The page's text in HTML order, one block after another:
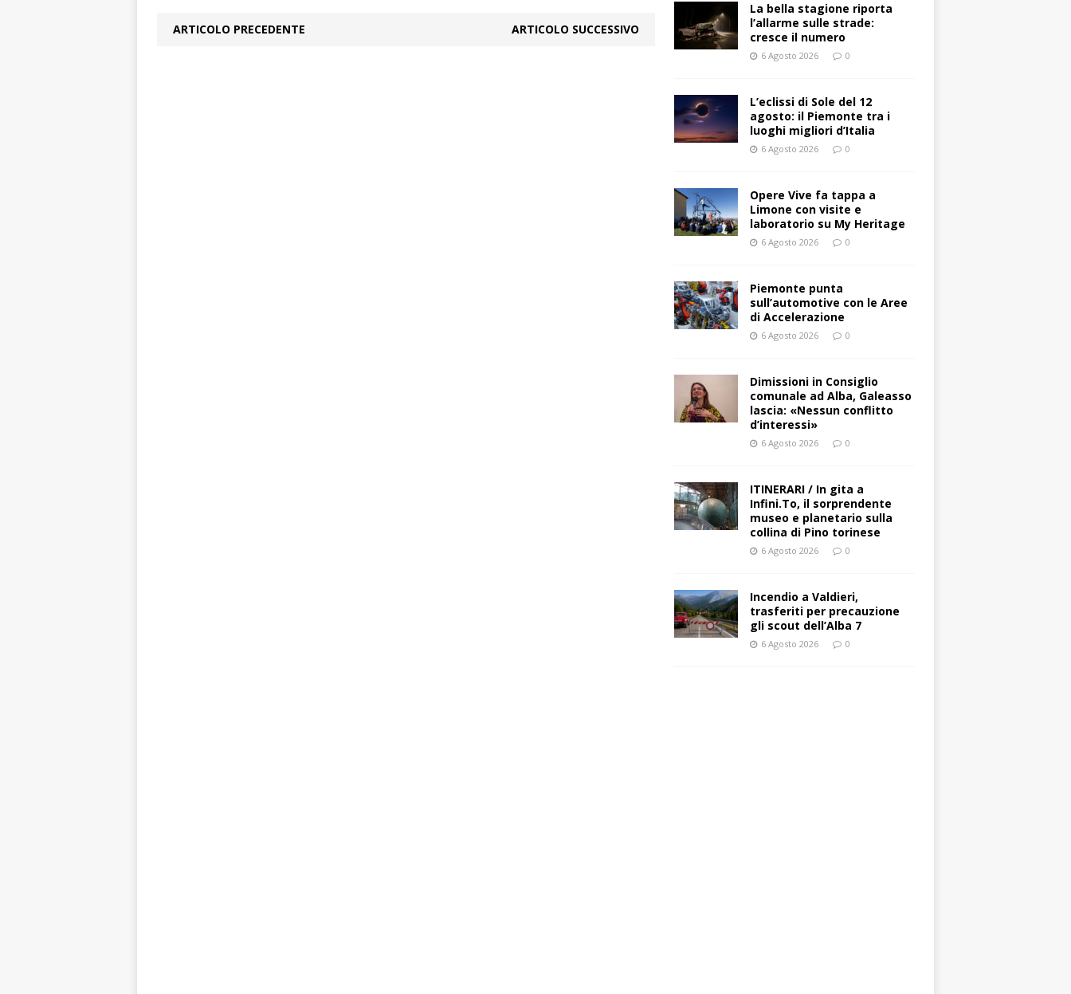
ARTICOLO PRECEDENTE ARTICOLO SUCCESSIVO
La bella stagione riporta
l’allarme sulle strade:
cresce il numero
6 Agosto 2026 0
L’eclissi di Sole del 12
agosto: il Piemonte tra i
luoghi migliori d’Italia
6 Agosto 2026 0
Opere Vive fa tappa a
Limone con visite e
laboratorio su My Heritage
6 Agosto 2026 0
Piemonte punta
sull’automotive con le Aree
di Accelerazione
6 Agosto 2026 0
Dimissioni in Consiglio
comunale ad Alba, Galeasso
lascia: «Nessun conflitto
d’interessi»
6 Agosto 2026 0
ITINERARI / In gita a
Infini.To, il sorprendente
museo e planetario sulla
collina di Pino torinese
6 Agosto 2026 0
Incendio a Valdieri,
trasferiti per precauzione
gli scout dell’Alba 7
6 Agosto 2026 0